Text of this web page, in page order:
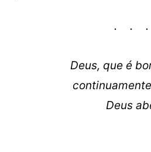
Deus, que é
Deus